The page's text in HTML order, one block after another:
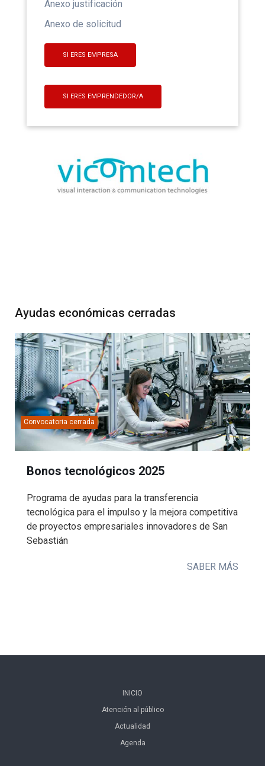
Anexo justificación
Anexo de solicitud
SI ERES EMPRESA
SI ERES EMPRENDEDOR/A
Ayudas económicas cerradas
Bonos tecnológicos 2025
Convocatoria cerrada
Programa de ayudas para la transferencia
tecnológica para el impulso y la mejora competitiva
de proyectos empresariales innovadores de San
Sebastián
SABER MÁS
INICIO
Atención al público
Actualidad
Agenda